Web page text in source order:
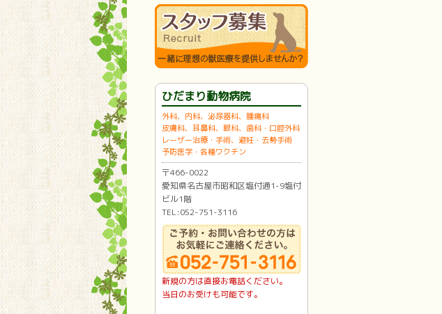
ひだまり動物病院
外科、内科、泌尿器科、腫瘍科
皮膚科、耳鼻科、眼科、歯科・口腔外科
レーザー治療・手術、避妊・去勢手術
予防医学・各種ワクチン
〒466-0022
愛知県名古屋市昭和区塩付通1-9塩付
ビル1階
TEL:052-751-3116
新規の方は直接お電話ください。
当日のお受けも可能です。